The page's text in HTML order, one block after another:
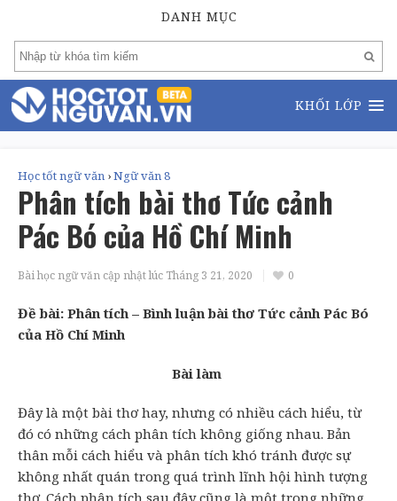
DANH MỤC
KHỐI LỚP
Học tốt ngữ văn ›Ngữ văn 8
Phân tích bài thơ Tức cảnh
Pác Bó của Hồ Chí Minh
Bài học ngữ văn cập nhật lúc Tháng 3 21, 2020 0
Đề bài: Phân tích – Bình luận bài thơ Tức cảnh Pác Bó
của Hồ Chí Minh
Bài làm
Đây là một bài thơ hay, nhưng có nhiều cách hiểu, từ
đó có những cách phân tích không giống nhau. Bản
thân mỗi cách hiểu và phân tích khó tránh được sự
không nhất quán trong quá trình lĩnh hội hình tượng
thơ. Cách phân tích sau đây cũng là một trong những